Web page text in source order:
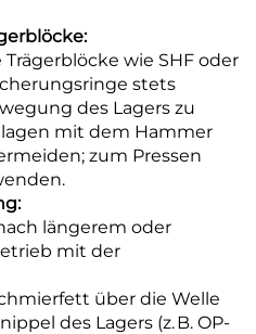
wie SHF oder
stets
des Lagers zu
mit dem Hammer
zum Pressen
längerem oder
mit der
über die Welle
des Lagers (z. B. OP-